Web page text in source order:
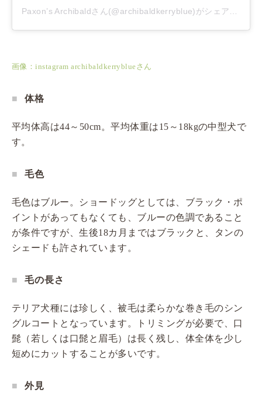
Paxon’s Archibaldさん(@archibaldkerryblue)がシェアした投稿
画像：instagram archibaldkerryblueさん
体格
平均体高は44～50cm。平均体重は15～18kgの中型犬で
す。
毛色
毛色はブルー。ショードッグとしては、ブラック・ポ
イントがあってもなくても、ブルーの色調であること
が条件ですが、生後18カ月まではブラックと、タンの
シェードも許されています。
毛の長さ
テリア犬種には珍しく、被毛は柔らかな巻き毛のシン
グルコートとなっています。トリミングが必要で、口
髭（若しくは口髭と眉毛）は長く残し、体全体を少し
短めにカットすることが多いです。
外見